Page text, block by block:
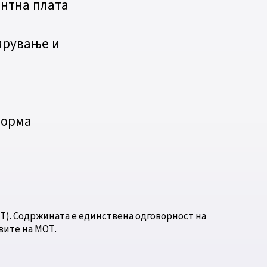
плата
и
Содржината е единствена одговорност на
на МОТ.